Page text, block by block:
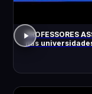
PROFESSORES
nas universidades